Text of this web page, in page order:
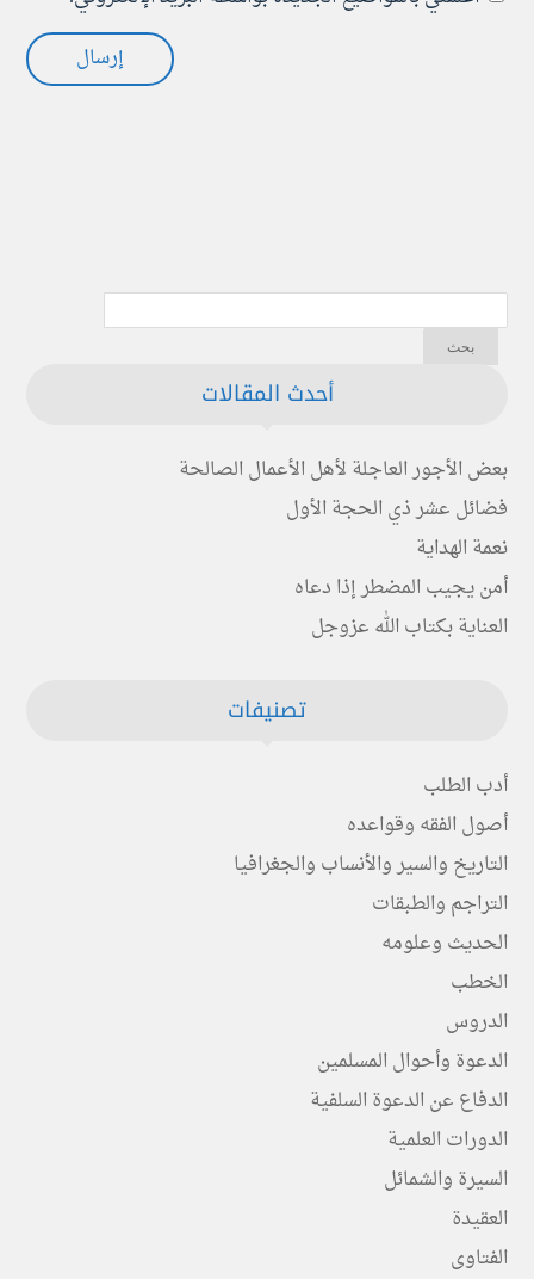
أحدث المقالات
بعض الأجور العاجلة لأهل الأعمال الصالحة
فضائل عشر ذي الحجة الأول
نعمة الهداية
أمن يجيب المضطر إذا دعاه
العناية بكتاب الله عزوجل
تصنيفات
أدب الطلب
أصول الفقه وقواعده
التاريخ والسير والأنساب والجغرافيا
التراجم والطبقات
الحديث وعلومه
الخطب
الدروس
الدعوة وأحوال المسلمين
الدفاع عن الدعوة السلفية
الدورات العلمية
السيرة والشمائل
العقيدة
الفتاوى